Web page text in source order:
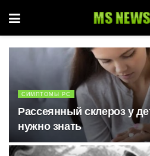
СИМПТОМЫ РС
Рассеянный склероз у
нужно знать